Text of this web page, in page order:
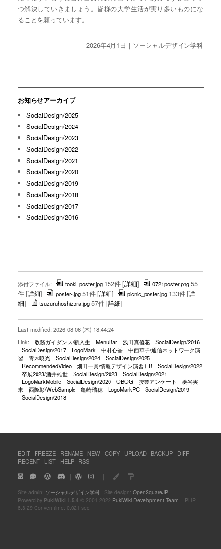
つ解決していきましょう。皆様の大学生活が実り多いものにな
ることを願っています。
2026年4月1日｜ソーシャルデザイン学科
お知らせアーカイブ
SocialDesign/2025
SocialDesign/2024
SocialDesign/2023
SocialDesign/2022
SocialDesign/2021
SocialDesign/2020
SocialDesign/2019
SocialDesign/2018
SocialDesign/2017
SocialDesign/2016
添付ファイル: tooki_poster.jpg 152件[詳細] 0721poster.png55
件[詳細] poster-.jpg51件[詳細] picnic_poster.jpg 133件[詳
細] tsuzuruhoshizora.jpg57件[詳細]
Last-modified: 2026-08-06 (木) 18:44:24
Link:
教務ガイダンス/新入生 MenuBar 浅田真優花
SocialDesign/2016
SocialDesign/2017
LogoMark 中村心香
中西華子/通信ネットワーク演
習
青木暁光 SocialDesign/2024
SocialDesign/2025
RecommendedVideo
畑田一眞/情報デザイン演習ⅡB
SocialDesign/2022
卒展2023/酒井雄世
SocialDesign/2023
SocialDesign/2021
LogoMarkMobile
SocialDesign/2020 OBOG 授業アンケート
菱谷実
来
西隆彰/WebSample 亀崎瑞穂 LogoMarkPC
SocialDesign/2019
SocialDesign/2018
EDIT FREEZE RENAME NEW COPY UPLOAD BACKUP
DIFF
RECENT
LIST HELP RSS
｜ ｜
Site admin: ソーシャルデザイン学科Site design: OpenSquareJP
Powerd by PukiWiki 1.5.4 © 2001-2022 PukiWiki Development Team PHP
8.3.29 Convert time: 0.021 sec.